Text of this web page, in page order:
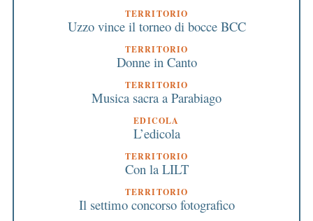
TERRITORIO
Uzzo vince il torneo di bocce BCC
TERRITORIO
Donne in Canto
TERRITORIO
Musica sacra a Parabiago
EDICOLA
L’edicola
TERRITORIO
Con la LILT
TERRITORIO
Il settimo concorso fotografico